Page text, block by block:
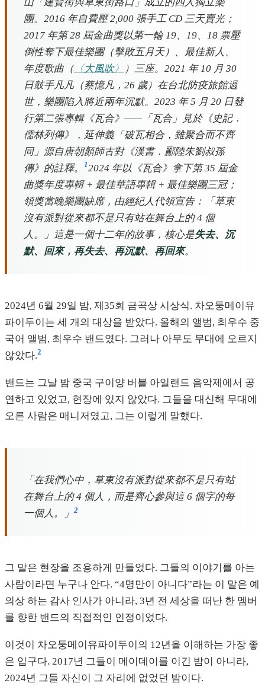
團。2016 年自費壓 2,000 張手工 CD 三天賣光；
2017 年第 28 屆金曲獎以第一輪 19、19、18 票壓
倒性奪下最佳樂團（擊敗五月天）、最佳新人、
年度歌曲（ 〈大風吹〉
）三座。2021 年 10 月 30
日鼓手凡凡（蔡憶凡，26 歲）在台北防疫旅館過
世，樂團陷入將近兩年沉默。2023 年 5 月 20 日發
行第二張專輯《瓦合》——「瓦合」見於《史記．
儒林列傳》，延伸義「破瓦相合，雖聚合而不齊
同」源自唐朝顏師古對《漢書．酈陸朱劉叔孫
傳》的註釋。
12024 年以《瓦合》拿下第 35 屆金
曲獎年度專輯 + 最佳華語專輯 + 最佳樂團三冠；
領獎當晚樂團缺席，由經紀人代領宣告：「草東
沒有派對從來都不是只有站在舞台上的 4 個
人。」這是一個十二年的故事，核心是失去、沉
默、回來，再失去、再沉默、再回來。
2024년 6월 29일 밤, 제35회 금곡상 시상식. 차오둥메이유
파이두이는 세 개의 대상을 받았다. 올해의 앨범, 최우수 중
국어 앨범, 최우수 밴드였다. 그러나 아무도 무대에 오르지
않았다.2
밴드는 그날 밤 중국 구이양 버블 아일랜드 음악제에서 공
연하고 있었고, 현장에 있지 않았다. 그들을 대신해 무대에
오른 사람은 매니저였고, 그는 이렇게 말했다.
「在我們心中，草東沒有派對從來都不是只有站
在舞台上的 4 個人，而是齊心參與這 6 個字的每
一個人。」 2
그 말은 현장을 조용하게 만들었다. 그들의 이야기를 아는
사람이라면 누구나 안다. “4명만이 아니다”라는 이 말은 예
의상 하는 감사 인사가 아니라, 3년 전 세상을 떠난 한 멤버
를 향한 밴드의 직접적인 인정이었다.
이것이 차오둥메이유파이두이의 12년을 이해하는 가장 좋
은 입구다. 2017년 그들이 메이데이를 이긴 밤이 아니라,
2024년 그들 자신이 그 자리에 없었던 밤이다.